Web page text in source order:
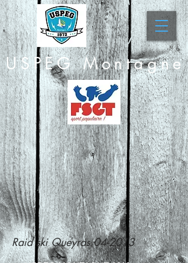
USPEG Montagne
Raid ski Queyras 04-2013